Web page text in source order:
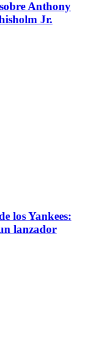
Anthony
Jr.
los Yankees:
lanzador